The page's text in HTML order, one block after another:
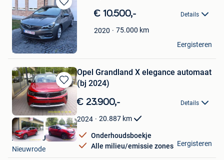
Bewaren
in
Mijn
Favorieten
€ 10.500,- Details
2020 75.000 km
er7
Ekeren
Eergisteren
Bewaren
in
Mijn
Favorieten
Opel Grandland X elegance automaat
(bj 2024)
€ 23.900,- Details
2024 20.887 km
Onderhoudsboekje
Alle milieu/emissie zones
Autos De Jan
Nieuwrode
Eergisteren